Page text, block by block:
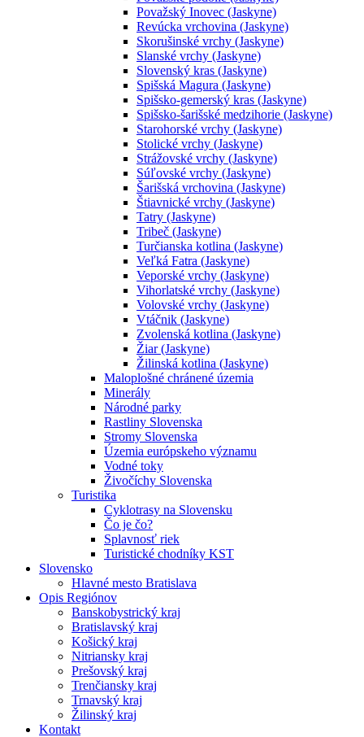
Považský Inovec (Jaskyne)
Revúcka vrchovina (Jaskyne)
Skorušinské vrchy (Jaskyne)
Slanské vrchy (Jaskyne)
Slovenský kras (Jaskyne)
Spišská Magura (Jaskyne)
Spišsko-gemerský kras (Jaskyne)
Spišsko-šarišské medzihorie (Jaskyne)
Starohorské vrchy (Jaskyne)
Stolické vrchy (Jaskyne)
Strážovské vrchy (Jaskyne)
Súľovské vrchy (Jaskyne)
Šarišská vrchovina (Jaskyne)
Štiavnické vrchy (Jaskyne)
Tatry (Jaskyne)
Tribeč (Jaskyne)
Turčianska kotlina (Jaskyne)
Veľká Fatra (Jaskyne)
Veporské vrchy (Jaskyne)
Vihorlatské vrchy (Jaskyne)
Volovské vrchy (Jaskyne)
Vtáčnik (Jaskyne)
Zvolenská kotlina (Jaskyne)
Žiar (Jaskyne)
Žilinská kotlina (Jaskyne)
Maloplošné chránené územia
Minerály
Národné parky
Rastliny Slovenska
Stromy Slovenska
Územia európskeho významu
Vodné toky
Živočíchy Slovenska
Turistika
Cyklotrasy na Slovensku
Čo je čo?
Splavnosť riek
Turistické chodníky KST
Slovensko
Hlavné mesto Bratislava
Opis Regiónov
Banskobystrický kraj
Bratislavský kraj
Košický kraj
Nitriansky kraj
Prešovský kraj
Trenčiansky kraj
Trnavský kraj
Žilinský kraj
Kontakt